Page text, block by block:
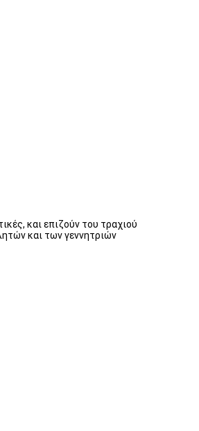
και επιζούν του τραχιού
και των γεννητριών